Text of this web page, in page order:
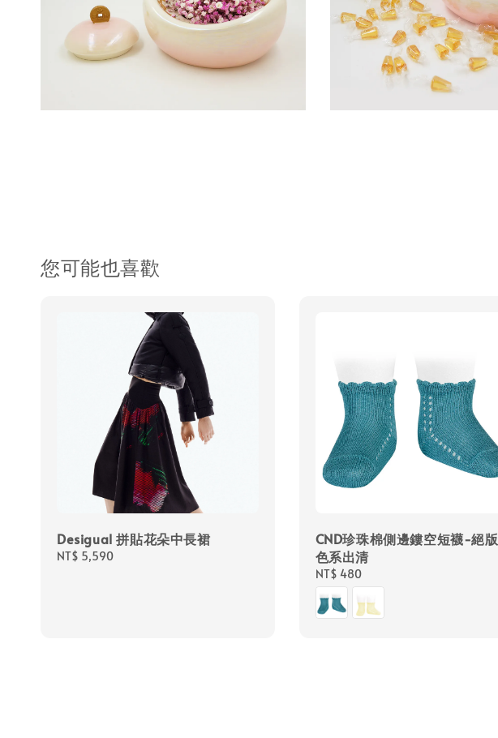
您可能也喜歡
Desigual 拼貼花朵中長裙
Regular
NT$ 5,590
CND珍珠棉側邊鏤空短襪-絕版
色系出清
Regular
price
NT$ 480